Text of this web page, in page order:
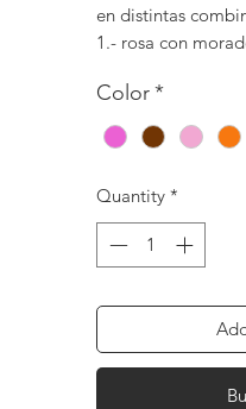
en distintas
1.- rosa con
3.- rosa pastel
morado,
4.- naranja con
6.- naranja con
metalico (TODOS
TONOS
Color*
Quantity *